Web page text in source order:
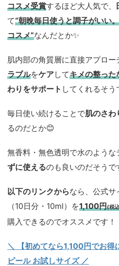
コスメ受賞するほど大人気で、
て“朝晩毎日使うと調子がいい
コスメ”なんだとか✨
肌内部の角質層に直接アプロー
ラブルをケアしてキメの整った
わりをサポート してくれるそう
毎日使い続けることで肌のさわ
るのだとか😊
無香料・無色透明で水のような
ずに使えるのも良いのだそうで
以下のリンクからなら、公式
（10日分・10ml）を1,100円(税
購入できるのでオススメです！
＼ 【初めてなら1,100円でお得
ピール お試しサイズ／